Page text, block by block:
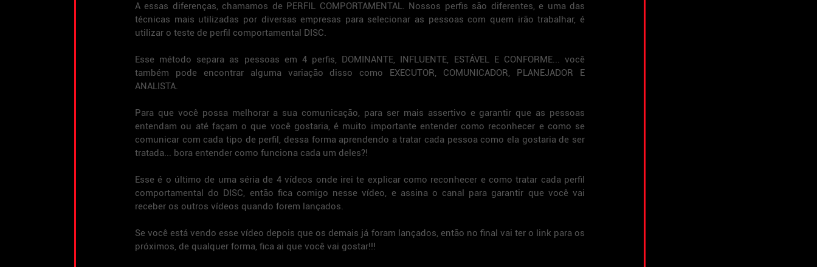
A essas diferenças, chamamos de PERFIL COMPORTAMENTAL. Nossos perfis são diferentes, e uma das
técnicas mais utilizadas por diversas empresas para selecionar as pessoas com quem irão trabalhar, é
utilizar o teste de perfil comportamental DISC.
Esse método separa as pessoas em 4 perfis, DOMINANTE, INFLUENTE, ESTÁVEL E CONFORME... você
também pode encontrar alguma variação disso como EXECUTOR, COMUNICADOR, PLANEJADOR E
ANALISTA.
Para que você possa melhorar a sua comunicação, para ser mais assertivo e garantir que as pessoas
entendam ou até façam o que você gostaria, é muito importante entender como reconhecer e como se
comunicar com cada tipo de perfil, dessa forma aprendendo a tratar cada pessoa como ela gostaria de ser
tratada... bora entender como funciona cada um deles?!
Esse é o último de uma séria de 4 vídeos onde irei te explicar como reconhecer e como tratar cada perfil
comportamental do DISC, então fica comigo nesse vídeo, e assina o canal para garantir que você vai
receber os outros vídeos quando forem lançados.
Se você está vendo esse vídeo depois que os demais já foram lançados, então no final vai ter o link para os
próximos, de qualquer forma, fica ai que você vai gostar!!!